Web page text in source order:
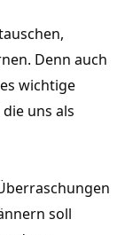
Denn auch
wichtige
uns als
soll